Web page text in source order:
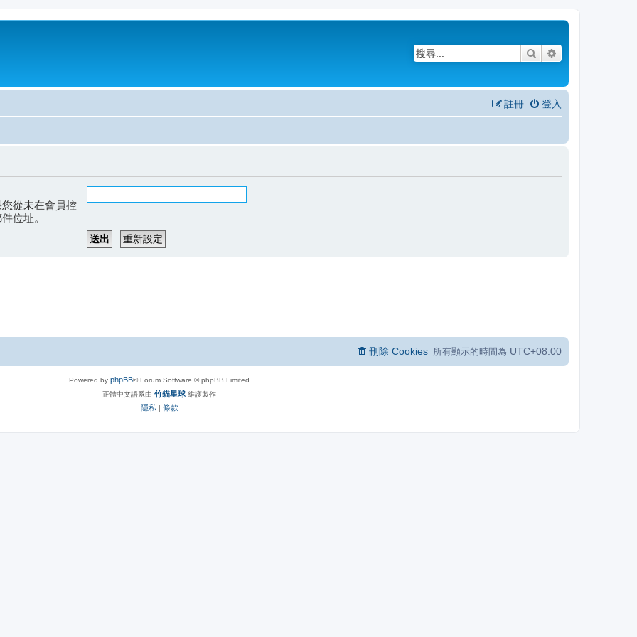
搜尋
登入
註冊
從未在會員控
位址。
所有顯示的時間為 UTC+08:00
刪除 Cookies
Powered by phpBB® Forum Software © phpBB Limited
正體中文語系由 竹貓星球 維護製作
隱私| 條款